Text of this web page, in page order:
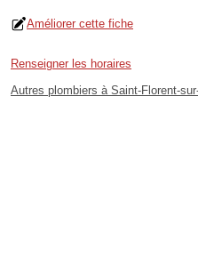
Améliorer cette fiche
Renseigner les horaires
Autres plombiers à Saint-Florent-